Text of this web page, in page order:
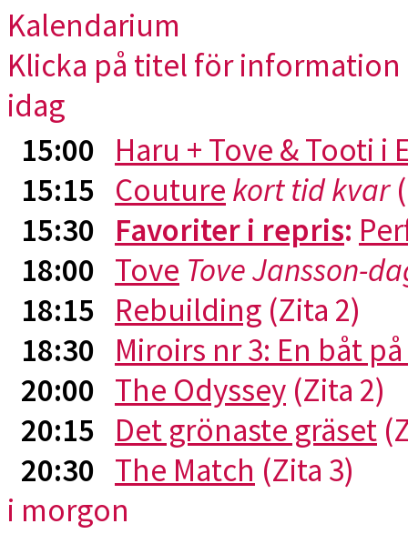
Kalendarium
Klicka på titel för
idag
15:00 Haru + Tove & Tooti i
15:15 Couture kort tid kvar
15:30 Favoriter i repris:
18:00 Tove Tove Jansson-
18:15 Rebuilding (Zita 2)
18:30 Miroirs nr 3: En båt
20:00 The Odyssey (Zita 2)
20:15 Det grönaste gräset
20:30 The Match (Zita 3)
i morgon